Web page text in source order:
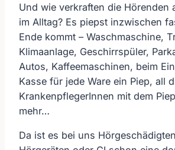
Und wie verkraften die Hörenden
im Alltag? Es piepst inzwischen
Ende kommt – Waschmaschine,
Klimaanlage, Geschirrspüler,
Autos, Kaffeemaschinen, beim
Kasse für jede Ware ein Piep, all
KrankenpflegerInnen mit dem
mehr…
Da ist es bei uns